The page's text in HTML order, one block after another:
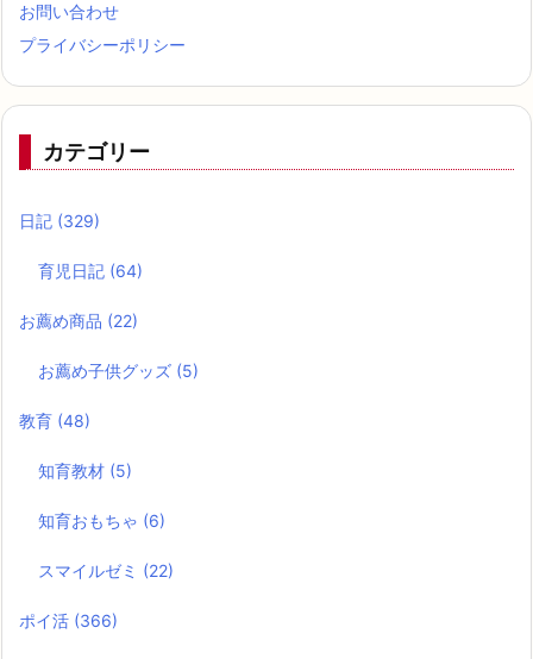
お問い合わせ
プライバシーポリシー
カテゴリー
日記 (329)
育児日記 (64)
お薦め商品 (22)
お薦め子供グッズ (5)
教育 (48)
知育教材 (5)
知育おもちゃ (6)
スマイルゼミ (22)
ポイ活 (366)